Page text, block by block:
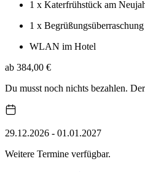
1 x Katerfrühstück am
1 x Begrüßungsüberraschung
WLAN im Hotel
ab 384,00 €
Du musst noch nichts bezahlen.
29.12.2026 - 01.01.2027
Weitere Termine verfügbar.